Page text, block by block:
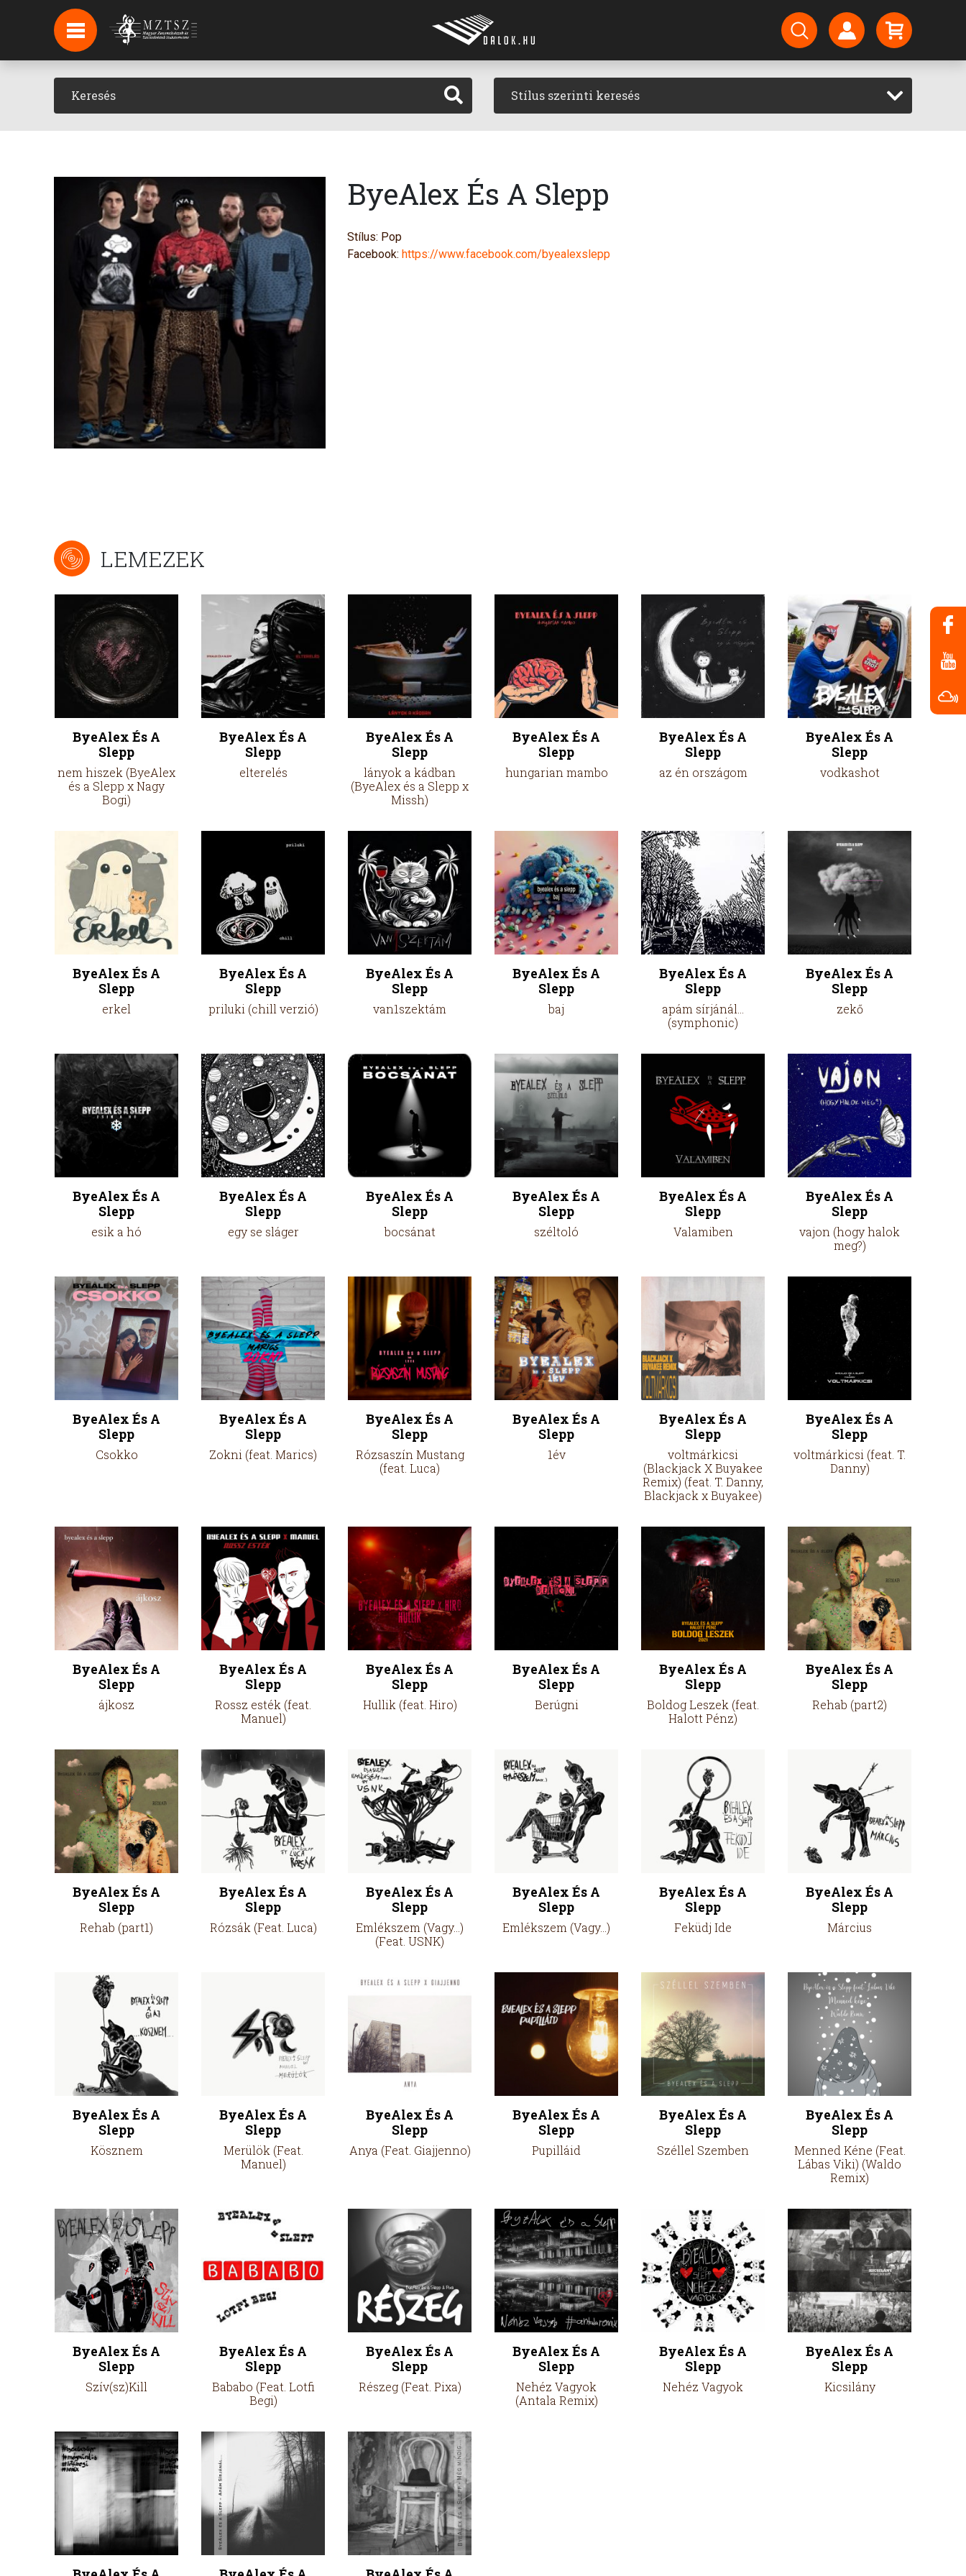
HÍREK
HÍRLEVÉL FELIRATKOZÁS
PODCAST Stílus szerinti keresés
ByeAlex És A Slepp
Stílus: Pop
Facebook: https://www.facebook.com/byealexslepp
LEMEZEK
ByeAlex És A
Slepp
nem hiszek (ByeAlex
és a Slepp x Nagy
Bogi)
ByeAlex És A
Slepp
elterelés
ByeAlex És A
Slepp
lányok a kádban
(ByeAlex és a Slepp x
Missh)
ByeAlex És A
Slepp
hungarian mambo
ByeAlex És A
Slepp
az én országom
ByeAlex És A
Slepp
vodkashot
ByeAlex És A
Slepp
erkel
ByeAlex És A
Slepp
priluki (chill verzió)
ByeAlex És A
Slepp
van1szektám
ByeAlex És A
Slepp
baj
ByeAlex És A
Slepp
apám sírjánál...
(symphonic)
ByeAlex És A
Slepp
zekő
ByeAlex És A
Slepp
esik a hó
ByeAlex És A
Slepp
egy se sláger
ByeAlex És A
Slepp
bocsánat
ByeAlex És A
Slepp
széltoló
ByeAlex És A
Slepp
Valamiben
ByeAlex És A
Slepp
vajon (hogy halok
meg?)
ByeAlex És A
Slepp
Csokko
ByeAlex És A
Slepp
Zokni (feat. Marics)
ByeAlex És A
Slepp
Rózsaszín Mustang
(feat. Luca)
ByeAlex És A
Slepp
1év
ByeAlex És A
Slepp
voltmárkicsi
(Blackjack X Buyakee
Remix) (feat. T. Danny,
Blackjack x Buyakee)
ByeAlex És A
Slepp
voltmárkicsi (feat. T.
Danny)
ByeAlex És A
Slepp
ájkosz
ByeAlex És A
Slepp
Rossz esték (feat.
Manuel)
ByeAlex És A
Slepp
Hullik (feat. Hiro)
ByeAlex És A
Slepp
Berúgni
ByeAlex És A
Slepp
Boldog Leszek (feat.
Halott Pénz)
ByeAlex És A
Slepp
Rehab (part2)
ByeAlex És A
Slepp
Rehab (part1)
ByeAlex És A
Slepp
Rózsák (Feat. Luca)
ByeAlex És A
Slepp
Emlékszem (Vagy…)
(Feat. USNK)
ByeAlex És A
Slepp
Emlékszem (Vagy…)
ByeAlex És A
Slepp
Feküdj Ide
ByeAlex És A
Slepp
Március
ByeAlex És A
Slepp
Kösznem
ByeAlex És A
Slepp
Merülök (Feat.
Manuel)
ByeAlex És A
Slepp
Anya (Feat. Giajjenno)
ByeAlex És A
Slepp
Pupilláid
ByeAlex És A
Slepp
Széllel Szemben
ByeAlex És A
Slepp
Menned Kéne (Feat.
Lábas Viki) (Waldo
Remix)
ByeAlex És A
Slepp
Szív(sz)Kill
ByeAlex És A
Slepp
Bababo (Feat. Lotfi
Begi)
ByeAlex És A
Slepp
Részeg (Feat. Pixa)
ByeAlex És A
Slepp
Nehéz Vagyok
(Antala Remix)
ByeAlex És A
Slepp
Nehéz Vagyok
ByeAlex És A
Slepp
Kicsilány